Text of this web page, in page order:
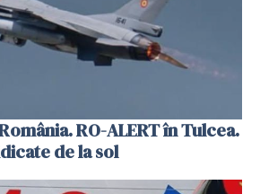
RO-ALERT în Tulcea.
de la sol